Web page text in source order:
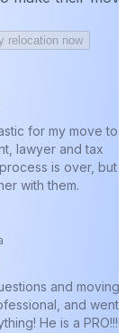
relocation now
for my move to
lawyer and tax
is over, but
with them.
and moving
and went
He is a PRO!!!!